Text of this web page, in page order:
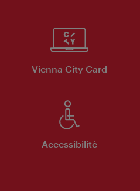
Vienna City Card
Accessibilité